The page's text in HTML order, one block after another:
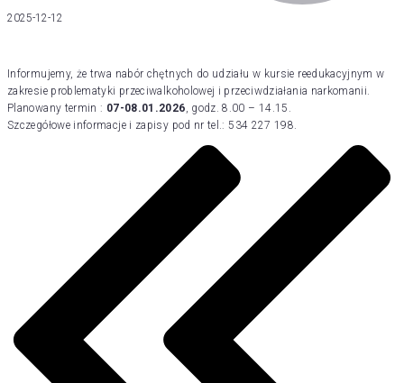
2025-12-12
Informujemy, że trwa nabór chętnych do udziału w kursie reedukacyjnym w
zakresie problematyki przeciwalkoholowej i przeciwdziałania narkomanii.
Planowany termin : 07-08.01.2026, godz. 8.00 – 14.15.
Szczegółowe informacje i zapisy pod nr tel.: 534 227 198.